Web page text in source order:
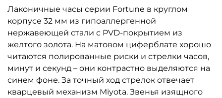
Лаконичные часы серии Fortune в круглом
корпусе 32 мм из гипоаллергенной
нержавеющей стали с PVD-покрытием из
желтого золота. На матовом циферблате хорошо
читаются полированные риски и стрелки часов,
минут и секунд – они контрастно выделяются на
синем фоне. За точный ход стрелок отвечает
кварцевый механизм Miyota. Звенья изящного